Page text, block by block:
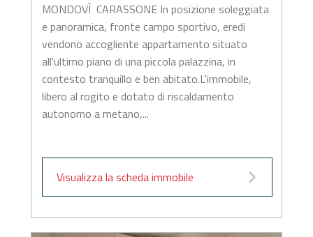
MONDOVÌ  CARASSONE In posizione soleggiata
e panoramica, fronte campo sportivo, eredi
vendono accogliente appartamento situato
all'ultimo piano di una piccola palazzina, in
contesto tranquillo e ben abitato.L'immobile,
libero al rogito e dotato di riscaldamento
autonomo a metano,...
Visualizza la scheda immobile